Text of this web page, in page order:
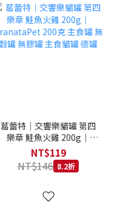
葛蕾特｜交響樂貓罐 第四
樂章 鮭魚火雞 200g｜
GranataPet 200克 主食罐
無穀罐 無膠罐 主食貓罐 德
罐
NT$119
NT$146 8.2折